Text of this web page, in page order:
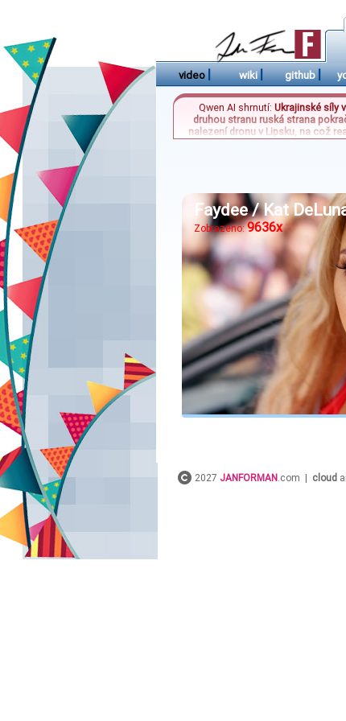
video | wiki | github |
Qwen AI shrnutí: Ukrajinské síly
druhou stranu ruská strana
nalezení dronu v Lipsku, na což
Faydee / Kat
Zobrazeno:9636x
2027 JANFORMAN .com | cloud